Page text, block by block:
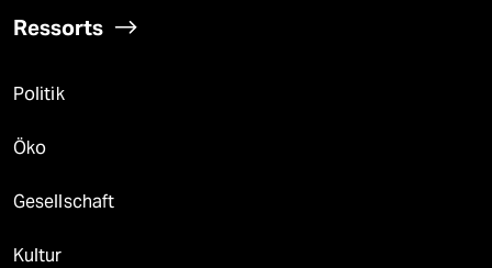
Ressorts
Politik
Öko
Gesellschaft
Kultur